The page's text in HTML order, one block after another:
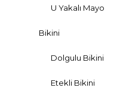
U Yakalı Mayo
Bikini
Dolgulu Bikini
Etekli Bikini